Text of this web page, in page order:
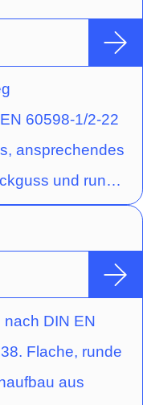
60598-1/2-22
ansprechendes
und rund
für
LED
die Optik
DIN EN
Flache, runde
aus